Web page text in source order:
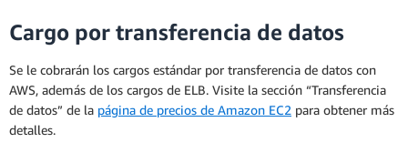
Cargo por transferencia de datos
Se le cobrarán los cargos estándar por transferencia de datos con
AWS, además de los cargos de ELB. Visite la sección “Transferencia
de datos” de la página de precios de Amazon EC2 para obtener más
detalles.